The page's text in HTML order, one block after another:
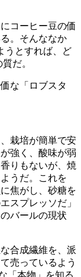
コーヒー豆の価
。そんななか
うとすれば、ど
だ。
な「ロブスタ
栽培が簡単で安
強く、酸味が弱
りもないが、焼
うだ。これを
焦がし、砂糖を
スプレッソだ」
バールの現状
合成繊維を、派
売っているよう
「本物」を知る